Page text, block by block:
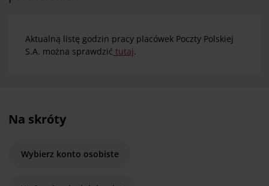
Aktualną listę godzin pracy placówek Poczty Polskiej
S.A. można sprawdzić tutaj.
Na skróty
Wybierz konto osobiste